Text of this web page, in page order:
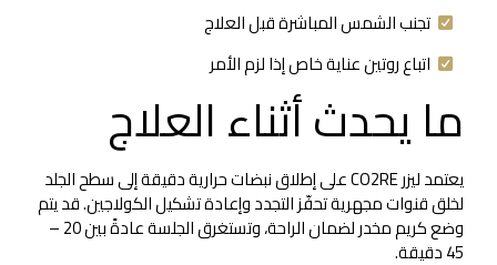
تجنب الشمس المباشرة قبل العلاج
اتباع روتين عناية خاص إذا لزم الأمر
ما يحدث أثناء العلاج
يعتمد ليزر CO2RE على إطلاق نبضات حرارية دقيقة إلى سطح الجلد
لخلق قنوات مجهرية تحفّز التجدد وإعادة تشكيل الكولاجين. قد يتم
وضع كريم مخدر لضمان الراحة، وتستغرق الجلسة عادةً بين 20 –